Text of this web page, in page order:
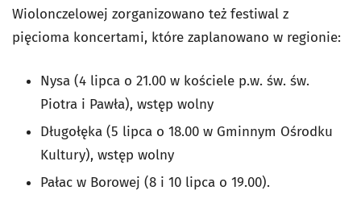
Wiolonczelowej zorganizowano też festiwal z
pięcioma koncertami, które zaplanowano w regionie:
Nysa (4 lipca o 21.00 w kościele p.w. św. św.
Piotra i Pawła), wstęp wolny
Długołęka (5 lipca o 18.00 w Gminnym Ośrodku
Kultury), wstęp wolny
Pałac w Borowej (8 i 10 lipca o 19.00).